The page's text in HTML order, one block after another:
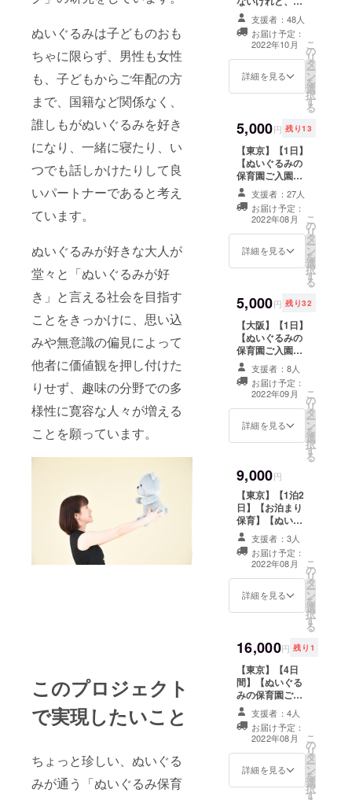
ぬいぐるみは子どものおも
ちゃに限らず、男性も女性
も、子どもからご年配の方
まで、国籍など関係なく、
誰しもがぬいぐるみを好き
になり、一緒に寝たり、い
つでも話しかけたりして良
いパートナーであると考え
ています。
ぬいぐるみが好きな大人が
堂々と「ぬいぐるみが好
き」と言える社会を目指す
ことをきっかけに、思い込
みや無意識の偏見によって
他者に価値観を押し付けた
りせず、趣味の分野での多
様性に寛容な人々が増える
ことを願っています。
このプロジェクト
で実現したいこと
ちょっと珍しい、ぬいぐる
みが通う「ぬいぐるみ保育
いぐるみが
好きな大人
たちのニー
ズに応える
サービスを
提供いたし
齢・ジェン
ダー・国籍
など関係な
く、ありの
ままの自分
を愛し「ぬ
いぐるみが
好き」であ
の人と互い
に共感しあ
い、趣味や
個性を認め
合えるWell-
beingな社会
を目指して
います。
感してくださっ
たり応援の気持
ちをお持ちの方
にご支援をお願
いできたら嬉し
いです。 感謝と
会へご招待いた
します。
支援者：48人
お届け予定：
2022年10月
詳細を見る
こ
の
リ
タ
ー
ン
を
選
択
す
る
5,000円 残り13
【東京】【1日】
【ぬいぐるみの
保育園ご入園】
2022年8月下旬
に開園予定の保
育園へ、実際に
ぬいぐるみ（1
人）が参加でき
ます。 参加いた
土産（弊社特製
アイマスク等）
が付いていま
す。 ※ご自身で
四谷付近の保育
園までぬいぐる
みをお持ちいた
だける方用です
※ぬいぐるみの大
りません ※遠方
やご事情で送り
保育」を選択し
てください ※お
泊り保育は、代
表の自宅にてお
預かりいたしま
す ※ぬいぐるみ
を2人以上預けた
い場合は、2口ご
購入ください
支援者：27人
お届け予定：
2022年08月
詳細を見る
こ
の
リ
タ
ー
ン
を
選
択
す
る
5,000円 残り32
【大阪】【1日】
【ぬいぐるみの
保育園ご入園】
2022年９月上旬
に開園予定の保
育園へ、実際に
ぬいぐるみ（1
人）が参加でき
ます。 参加いた
土産（弊社オリ
ジナルアイマス
ク等）が付いて
います。 ※ご自
身で梅田付近の
保育園までぬい
ぐるみをお持ち
いただける方用
です ※ぬいぐる
みの大きさに制
限はありません
※遠方やご事情で
ない方は、東京
の「お泊り保
育」を選択して
ください ※ぬい
ぐるみを2人以上
預けたい場合
は、2口ご購入く
ださい
支援者：8人
お届け予定：
2022年09月
詳細を見る
こ
の
リ
タ
ー
ン
を
選
択
す
る
9,000円
【東京】【1泊2
日】【お泊まり
保育】【ぬいぐ
るみの保育園ご
入園】 2022年8
月下旬に開園予
定の保育園へ、
実際にぬいぐる
み（1人）が参加
できます。 参加
（データ）、お
土産（弊社特製
アイマスク等）
が付いていま
す。 ※ご自身で
四谷付近の保育
園までぬいぐる
みをお持ちいた
だくか、事前に
配便でお送りい
ただきます。 ※
支援者：3人
お届け予定：
2022年08月
詳細を見る
こ
の
リ
タ
ー
ン
を
選
択
す
る
16,000円 残り1
【東京】【4日
間】【ぬいぐる
みの保育園ご入
園】【通い】
2022年8月下旬
に開園予定の保
育園へ、実際に
ぬいぐるみ（1
人）が全日程に
支援者：4人
お届け予定：
2022年08月
詳細を見る
こ
の
リ
タ
ー
ン
を
選
択
す